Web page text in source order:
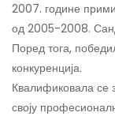
2007. године
од 2005-2008.
Поред тога,
конкуренција.
Квалификовала се
своју